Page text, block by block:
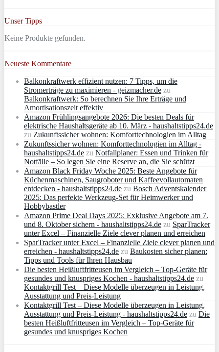
Unser Tipps
Keine Produkte gefunden.
Neueste Kommentare
Balkonkraftwerk effizient nutzen: 7 Tipps, um die
Stromerträge zu maximieren - geizmacher.de zu
Balkonkraftwerk: So berechnen Sie Ihre Erträge und
Amortisationszeit effektiv
Amazon Frühlingsangebote 2026: Die besten Deals für
elektrische Haushaltsgeräte ab 10. März - haushaltstipps24.de
zu Zukunftssicher wohnen: Komforttechnologien im Alltag
Zukunftssicher wohnen: Komforttechnologien im Alltag -
haushaltstipps24.de zu Notfallplaner: Essen und Trinken für
Notfälle – So legen Sie eine Reserve an, die Sie schützt
Amazon Black Friday Woche 2025: Beste Angebote für
Küchenmaschinen, Saugroboter und Kaffeevollautomaten
entdecken - haushaltstipps24.de zu Bosch Adventskalender
2025: Das perfekte Werkzeug-Set für Heimwerker und
Hobbybastler
Amazon Prime Deal Days 2025: Exklusive Angebote am 7.
und 8. Oktober sichern - haushaltstipps24.de zu SparTracker
unter Excel – Finanzielle Ziele clever planen und erreichen
SparTracker unter Excel – Finanzielle Ziele clever planen und
erreichen - haushaltstipps24.de zu Baukosten sicher planen:
Tipps und Tools für Ihren Hausbau
Die besten Heißluftfritteusen im Vergleich – Top-Geräte für
gesundes und knuspriges Kochen - haushaltstipps24.de zu
Kontaktgrill Test – Diese Modelle überzeugen in Leistung,
Ausstattung und Preis-Leistung
Kontaktgrill Test – Diese Modelle überzeugen in Leistung,
Ausstattung und Preis-Leistung - haushaltstipps24.de zu Die
besten Heißluftfritteusen im Vergleich – Top-Geräte für
gesundes und knuspriges Kochen